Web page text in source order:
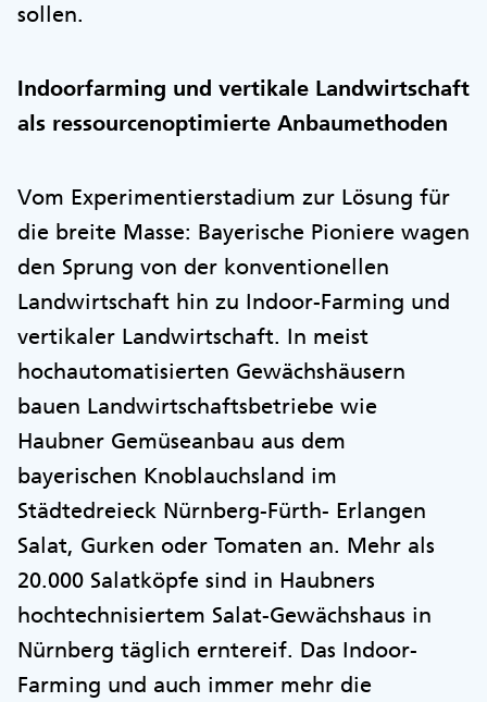
sollen.
Indoorfarming und vertikale Landwirtschaft
als ressourcenoptimierte Anbaumethoden
Vom Experimentierstadium zur Lösung für
die breite Masse: Bayerische Pioniere wagen
den Sprung von der konventionellen
Landwirtschaft hin zu Indoor-Farming und
vertikaler Landwirtschaft. In meist
hochautomatisierten Gewächshäusern
bauen Landwirtschaftsbetriebe wie
Haubner Gemüseanbau aus dem
bayerischen Knoblauchsland im
Städtedreieck Nürnberg-Fürth- Erlangen
Salat, Gurken oder Tomaten an. Mehr als
20.000 Salatköpfe sind in Haubners
hochtechnisiertem Salat-Gewächshaus in
Nürnberg täglich erntereif. Das Indoor-
Farming und auch immer mehr die